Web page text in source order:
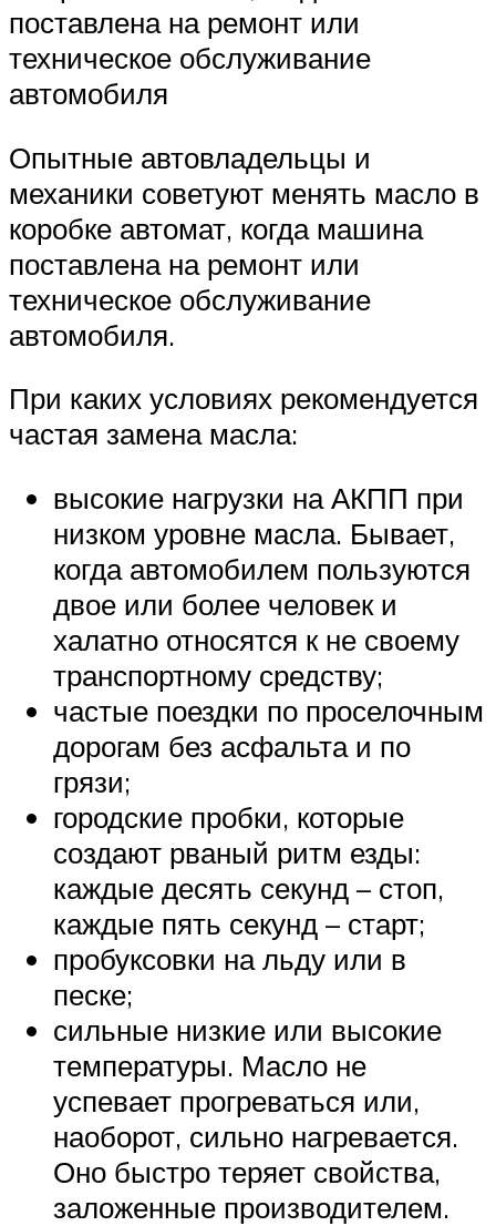
поставлена на ремонт или
техническое обслуживание
автомобиля
Опытные автовладельцы и
механики советуют менять масло в
коробке автомат, когда машина
поставлена на ремонт или
техническое обслуживание
автомобиля.
При каких условиях рекомендуется
частая замена масла:
высокие нагрузки на АКПП при
низком уровне масла. Бывает,
когда автомобилем пользуются
двое или более человек и
халатно относятся к не своему
транспортному средству;
частые поездки по проселочным
дорогам без асфальта и по
грязи;
городские пробки, которые
создают рваный ритм езды:
каждые десять секунд – стоп,
каждые пять секунд – старт;
пробуксовки на льду или в
песке;
сильные низкие или высокие
температуры. Масло не
успевает прогреваться или,
наоборот, сильно нагревается.
Оно быстро теряет свойства,
заложенные производителем.